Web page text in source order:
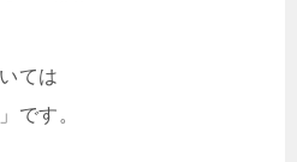
ては
です。